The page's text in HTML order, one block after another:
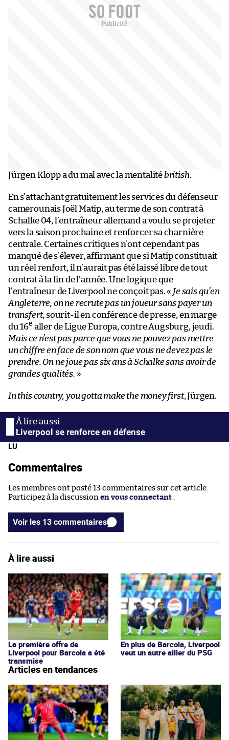
Jürgen Klopp a du mal avec la mentalité british.
En s’attachant gratuitement les services du défenseur
camerounais Joël Matip, au terme de son contrat à
Schalke 04, l’entraîneur allemand a voulu se projeter
vers la saison prochaine et renforcer sa charnière
centrale. Certaines critiques n’ont cependant pas
manqué de s’élever, affirmant que si Matip constituait
un réel renfort, il n’aurait pas été laissé libre de tout
contrat à la fin de l’année. Une logique que
l’entraîneur de Liverpool ne conçoit pas. « Je sais qu’en
Angleterre, on ne recrute pas un joueur sans payer un
transfert, sourit-il en conférence de presse, en marge
du 16e aller de Ligue Europa, contre Augsburg, jeudi.
Mais ce n’est pas parce que vous ne pouvez pas mettre
un chiffre en face de son nom que vous ne devez pas le
prendre. On ne joue pas six ans à Schalke sans avoir de
grandes qualités. »
In this country, you gotta make the money first, Jürgen.
Liverpool se renforce en défense
LU
Commentaires
Les membres ont posté 13 commentaires sur cet article.
Participez à la discussion en vous connectant .
Voir les 13 commentaires
À lire aussi
La première offre de
Liverpool pour Barcola a été
transmise
En plus de Barcola, Liverpool
veut un autre ailier du PSG
Articles en tendances